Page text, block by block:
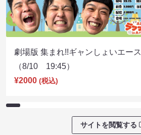
劇場版 集まれ!!ギャンしょいエース
（8/10 19:45）
¥2000 (税込)
サイトを閲覧する